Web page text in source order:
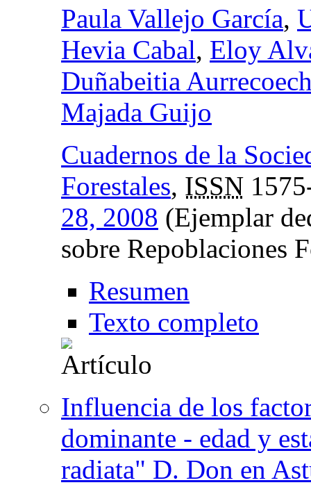
Paula Vallejo García,
Hevia Cabal, Eloy
Duñabeitia
Majada Guijo
Cuadernos de la
Forestales, ISSN
28, 2008 (Ejemplar
sobre Repoblaciones
Resumen
Texto completo
Influencia de los
dominante - edad y
radiata" D. Don en